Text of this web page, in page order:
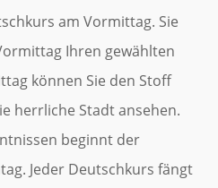
am Vormittag. Sie
Ihren gewählten
können Sie den Stoff
herrliche Stadt ansehen.
beginnt der
Jeder Deutschkurs fängt